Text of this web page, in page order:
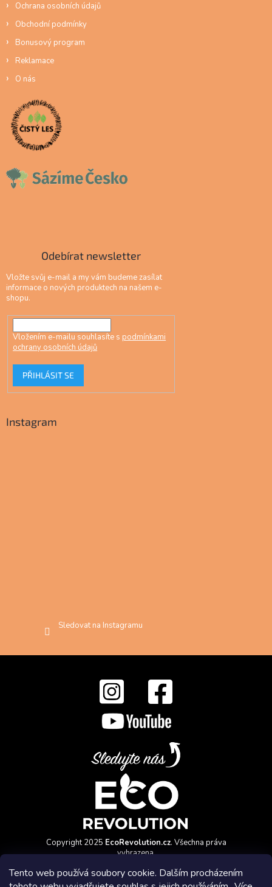
Tento web používá soubory cookie. Dalším procházením
Ochrana osobních údajů
Obchodní podmínky
Bonusový program
Reklamace
O nás
Odebírat newsletter
Vložte svůj e-mail a my vám budeme zasílat
informace o nových produktech na našem e-
shopu.
Vložením e-mailu souhlasíte s podmínkami
ochrany osobních údajů
PŘIHLÁSIT SE
Instagram
Sledovat na Instagramu
Copyright 2025 EcoRevolution.cz. Všechna práva
vyhrazena.